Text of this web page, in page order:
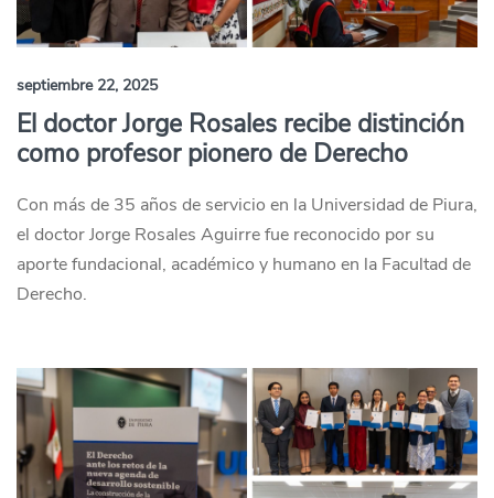
septiembre 22, 2025
El doctor Jorge Rosales recibe distinción
como profesor pionero de Derecho
Con más de 35 años de servicio en la Universidad de Piura,
el doctor Jorge Rosales Aguirre fue reconocido por su
aporte fundacional, académico y humano en la Facultad de
Derecho.